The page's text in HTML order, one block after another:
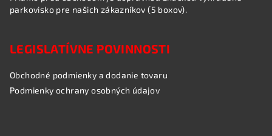
parkovisko pre našich zákazníkov (5 boxov).
LEGISLATÍVNE POVINNOSTI
Obchodné podmienky a dodanie tovaru
Podmienky ochrany osobných údajov